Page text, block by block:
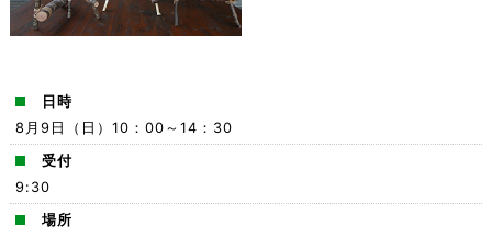
日時
8月9日（日）10：00～14：30
受付
9:30
場所